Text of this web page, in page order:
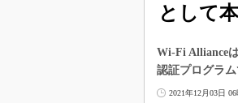
として
Wi-Fi Alliance
認証プログラ
2021年12月03日